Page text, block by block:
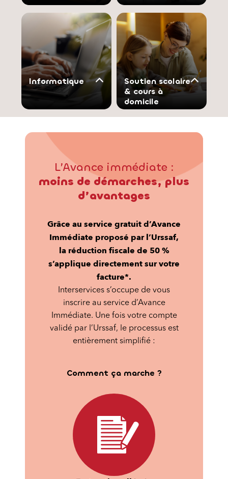
Informatique
Soutien scolaire
& cours à
domicile
L’Avance immédiate :
moins de démarches, plus
d’avantages
Grâce au service gratuit d’Avance
Immédiate proposé par l’Urssaf,
la réduction fiscale de 50 %
s’applique directement sur votre
facture*.
Interservices s’occupe de vous
inscrire au service d’Avance
Immédiate. Une fois votre compte
validé par l’Urssaf, le processus est
entièrement simplifié :
Comment ça marche ?